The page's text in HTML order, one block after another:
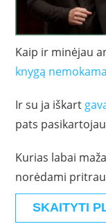
Kaip ir minėjau
knygą
Ir su ja iškart
pats
Kurias labai
norėdami
SKAITYTI